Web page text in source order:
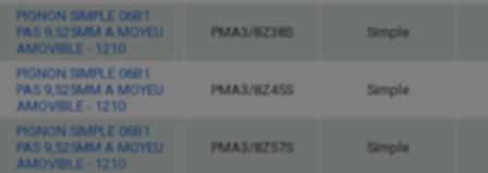
PIGNON SIMPLE 06B1
PAS 9,525MM A MOYEU
AMOVIBLE - 1210
PMA3/8Z38S Simple
PIGNON SIMPLE 06B1
PAS 9,525MM A MOYEU
AMOVIBLE - 1210
PMA3/8Z45S Simple
PIGNON SIMPLE 06B1
PAS 9,525MM A MOYEU
AMOVIBLE - 1210
PMA3/8Z57S Simple